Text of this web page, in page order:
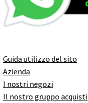
Guida utilizzo del sito
Azienda
I nostri negozi
Il nostro gruppo acquisti